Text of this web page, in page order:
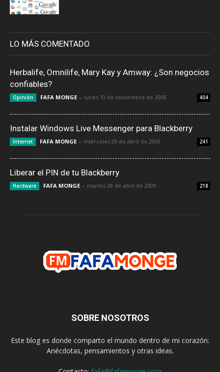
LO MÁS COMENTADO
Herbalife, Omnilife, Mary Kay y Amway: ¿Son negocios
confiables?
Opinión FAFA MONGE - lunes 10 de noviembre de 2008 404
Instalar Windows Live Messenger para Blackberry
Internet FAFA MONGE - miércoles 29 de abril de 2009 241
Liberar el PIN de tu Blackberry
Hardware FAFA MONGE - martes 28 de abril de 2009 218
SOBRE NOSOTROS
Este blog es donde comparto el mundo dentro de mi corazón:
Anécdotas, pensamientos y otras ideas.